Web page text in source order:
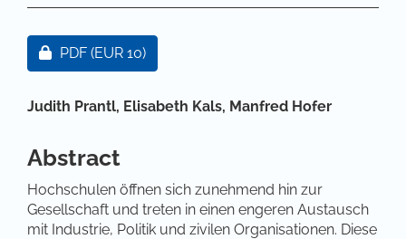
Artikel-Sidebar
Zugang für Abonnent/innen oder durch Zahlung
PDF (EUR 10)
Hauptsächlicher Artikelinhalt
Judith Prantl, Elisabeth Kals, Manfred Hofer
Abstract
Hochschulen öffnen sich zunehmend hin zur
Gesellschaft und treten in einen engeren Austausch
mit Industrie, Politik und zivilen Organisationen. Diese